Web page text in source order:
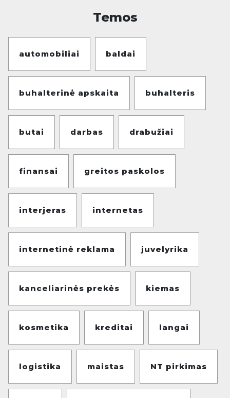
Temos
automobiliai baldai
buhalterinė apskaita buhalteris
butai darbas drabužiai
finansai greitos paskolos
interjeras internetas
internetinė reklama juvelyrika
kanceliarinės prekės kiemas
kosmetika kreditai langai
logistika maistas NT pirkimas